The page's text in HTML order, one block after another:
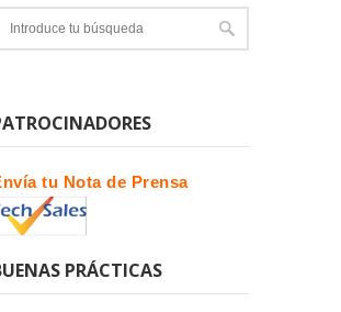
tu Nota de Prensa
PRÁCTICAS